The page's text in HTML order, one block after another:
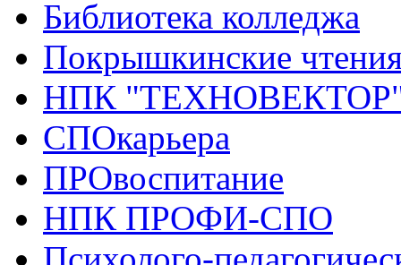
Библиотека колледжа
Покрышкинские
НПК
СПОкарьера
ПРОвоспитание
НПК ПРОФИ-СПО